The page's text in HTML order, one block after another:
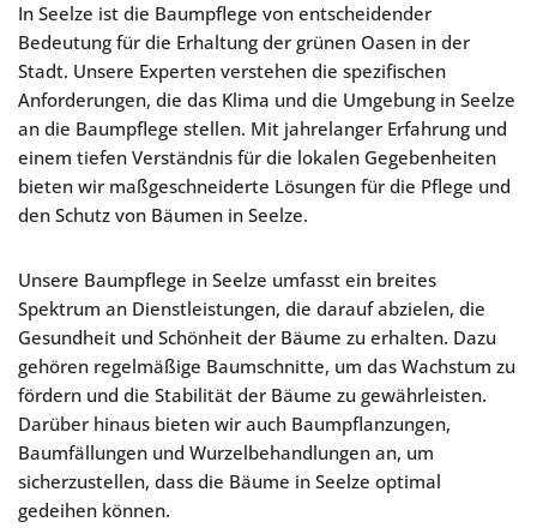
In Seelze ist die Baumpflege von entscheidender
Bedeutung für die Erhaltung der grünen Oasen in der
Stadt. Unsere Experten verstehen die spezifischen
Anforderungen, die das Klima und die Umgebung in Seelze
an die Baumpflege stellen. Mit jahrelanger Erfahrung und
einem tiefen Verständnis für die lokalen Gegebenheiten
bieten wir maßgeschneiderte Lösungen für die Pflege und
den Schutz von Bäumen in Seelze.
Unsere Baumpflege in Seelze umfasst ein breites
Spektrum an Dienstleistungen, die darauf abzielen, die
Gesundheit und Schönheit der Bäume zu erhalten. Dazu
gehören regelmäßige Baumschnitte, um das Wachstum zu
fördern und die Stabilität der Bäume zu gewährleisten.
Darüber hinaus bieten wir auch Baumpflanzungen,
Baumfällungen und Wurzelbehandlungen an, um
sicherzustellen, dass die Bäume in Seelze optimal
gedeihen können.